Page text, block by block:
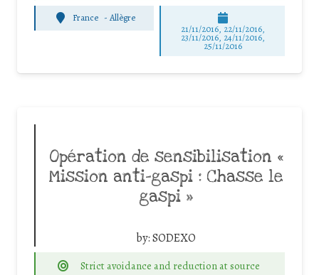
France -Allègre
21/11/2016, 22/11/2016,
23/11/2016, 24/11/2016,
25/11/2016
Opération de sensibilisation «
Mission anti-gaspi : Chasse le
gaspi »
by:SODEXO
Strict avoidance and reduction at source